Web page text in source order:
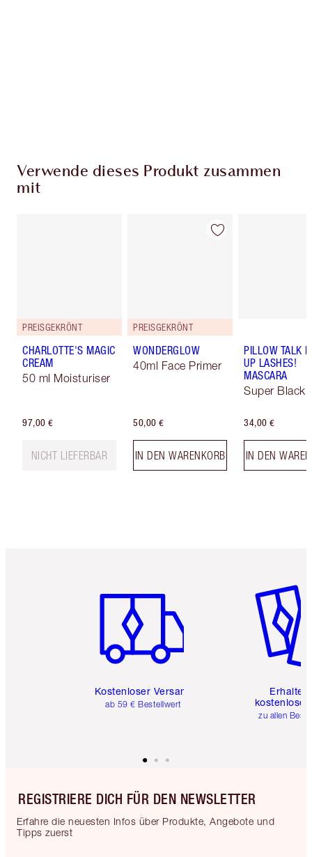
Verwende dieses Produkt zusammen
mit
PREISGEKRÖNT
CHARLOTTE'S MAGIC
CREAM
50 ml Moisturiser
97,00 €
NICHT LIEFERBAR
PREISGEKRÖNT
WONDERGLOW
40ml Face Primer
50,00 €
IN DEN WARENKORB
PILLOW TALK
UP LASHES!
MASCARA
Super Black
34,00 €
IN DEN
Kostenloser Versand
ab 59 € Bestellwert
Erhalte
kostenlose
zu allen
REGISTRIERE DICH FÜR DEN NEWSLETTER
Erfahre die neuesten Infos über Produkte, Angebote und
Tipps zuerst